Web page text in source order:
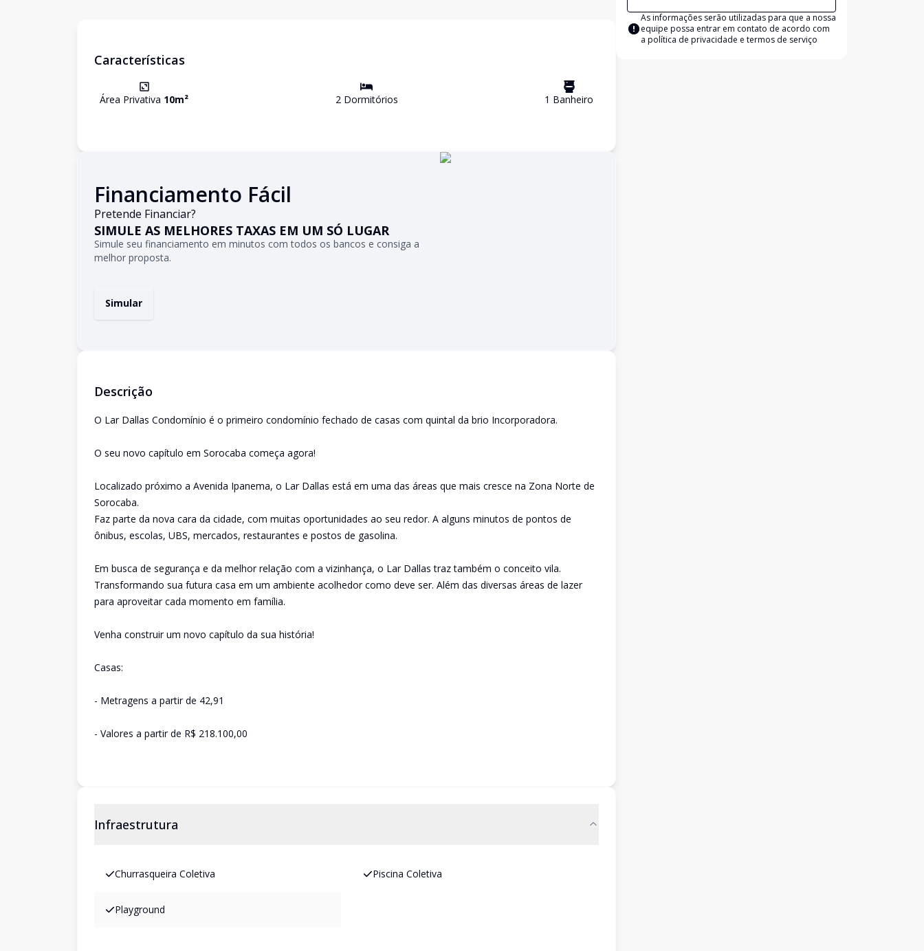
Características
Área Privativa 10m² 2Dormitórios 1 Banheiro
Financiamento Fácil
Pretende Financiar?
SIMULE AS MELHORES TAXAS EM UM SÓ LUGAR
Simule seu financiamento em minutos com todos os bancos e consiga a
melhor proposta.
Simular
Descrição
O Lar Dallas Condomínio é o primeiro condomínio fechado de casas com quintal da brio Incorporadora.
O seu novo capítulo em Sorocaba começa agora!
Localizado próximo a Avenida Ipanema, o Lar Dallas está em uma das áreas que mais cresce na Zona Norte de
Sorocaba.
Faz parte da nova cara da cidade, com muitas oportunidades ao seu redor. A alguns minutos de pontos de
ônibus, escolas, UBS, mercados, restaurantes e postos de gasolina.
Em busca de segurança e da melhor relação com a vizinhança, o Lar Dallas traz também o conceito vila.
Transformando sua futura casa em um ambiente acolhedor como deve ser. Além das diversas áreas de lazer
para aproveitar cada momento em família.
Venha construir um novo capítulo da sua história!
Casas:
- Metragens a partir de 42,91
- Valores a partir de R$ 218.100,00
Infraestrutura
Churrasqueira Coletiva Piscina Coletiva
Playground
As informações serão utilizadas para que a nossa
equipe possa entrar em contato de acordo com
a política de privacidade e termos de serviço